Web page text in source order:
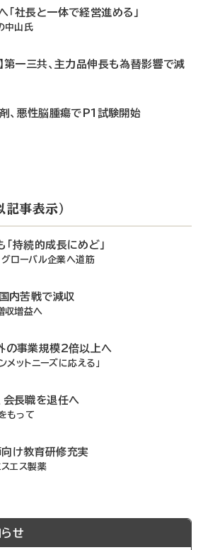
「社長と一体で経営進める」
中山氏
第一三共、主力品伸長も為替影響で減
、悪性脳腫瘍でP1試験開始
記事表示）
「持続的成長にめど」
グローバル企業へ道筋
国内苦戦で減収
収増益へ
の事業規模2倍以上へ
メットニーズに応える」
会長職を退任へ
もって
け教育研修充実
エス製薬
せ